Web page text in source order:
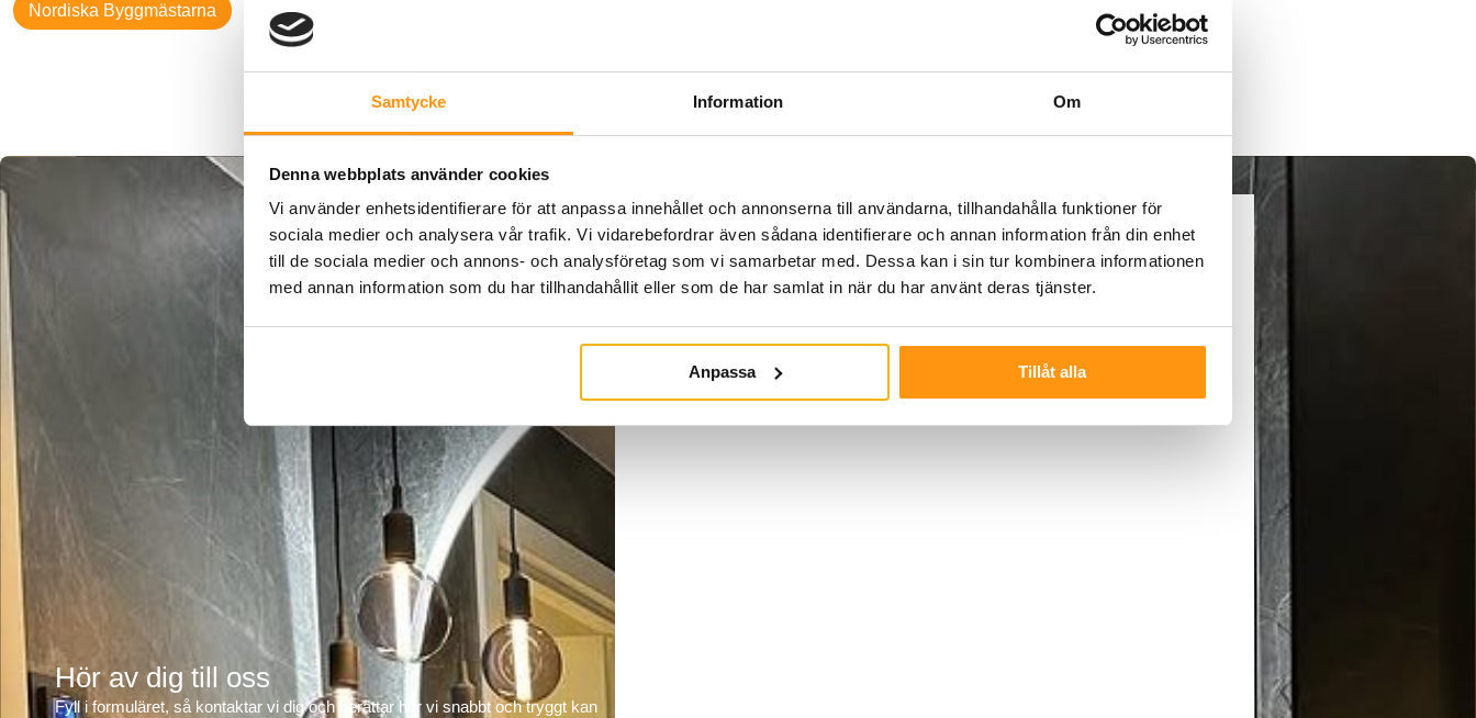
Samtycke Information Om
Denna webbplats använder cookies
Vi använder enhetsidentifierare för att anpassa innehållet och annonserna till användarna, tillhandahålla funktioner för
sociala medier och analysera vår trafik. Vi vidarebefordrar även sådana identifierare och annan information från din enhet
till de sociala medier och annons- och analysföretag som vi samarbetar med. Dessa kan i sin tur kombinera informationen
med annan information som du har tillhandahållit eller som de har samlat in när du har använt deras tjänster.
Anpassa Tillåt alla
Nordiska Byggmästarna
Hör av dig till oss
Fyll i formuläret, så kontaktar vi dig och berättar hur vi snabbt och tryggt kan